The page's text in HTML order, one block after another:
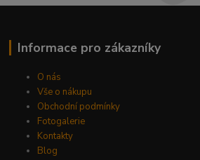
Informace pro zákazníky
O nás
Vše o nákupu
Obchodní podmínky
Fotogalerie
Kontakty
Blog